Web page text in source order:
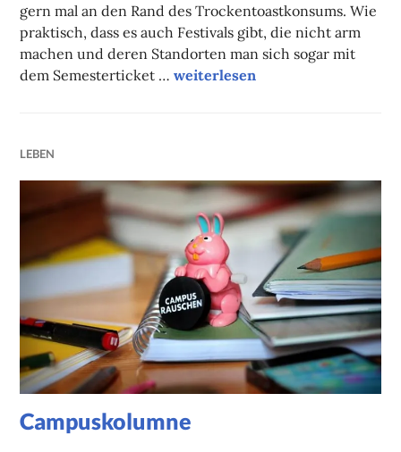
gern mal an den Rand des Trockentoastkonsums. Wie
praktisch, dass es auch Festivals gibt, die nicht arm
machen und deren Standorten man sich sogar mit
dem Semesterticket …Ein Sommernachtstraum:
weiterlesen
LEBEN
Campuskolumne